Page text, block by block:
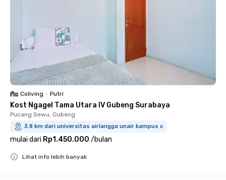
Coliving • Putri
Kost Ngagel Tama Utara IV Gubeng Surabaya
Pucang Sewu, Gubeng
3.8 km dari universitas airlangga unair kampus c
mulai dari Rp1.450.000 /bulan
Lihat info lebih banyak